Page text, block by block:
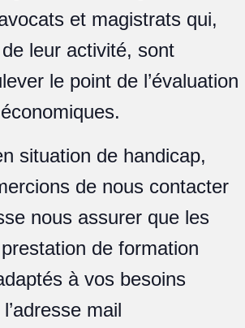
et magistrats qui,
leur activité, sont
le point de l’évaluation
situation de handicap,
de nous contacter
nous assurer que les
de formation
à vos besoins
mail